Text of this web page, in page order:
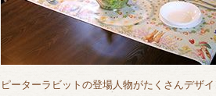
ピーターラビットの登場人物がたくさんデザ